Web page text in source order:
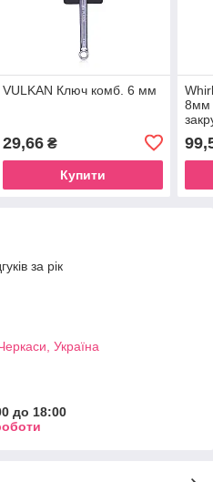
VULKAN Ключ комб. 6 мм
29,66₴
Купити
8мм
за рік
Україна
до 18:00